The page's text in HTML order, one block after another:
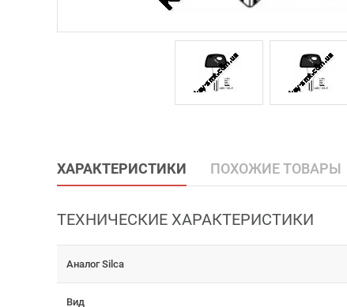
ХАРАКТЕРИСТИКИ ПОХОЖИЕ ТОВАРЫ
ТЕХНИЧЕСКИЕ ХАРАКТЕРИСТИКИ
Аналог Silca
Вид